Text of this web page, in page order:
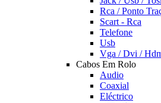
Rca / Ponto
Scart - Rca
Telefone
Usb
Vga / Dvi /
Cabos Em Rolo
Audio
Coaxial
Eléctrico